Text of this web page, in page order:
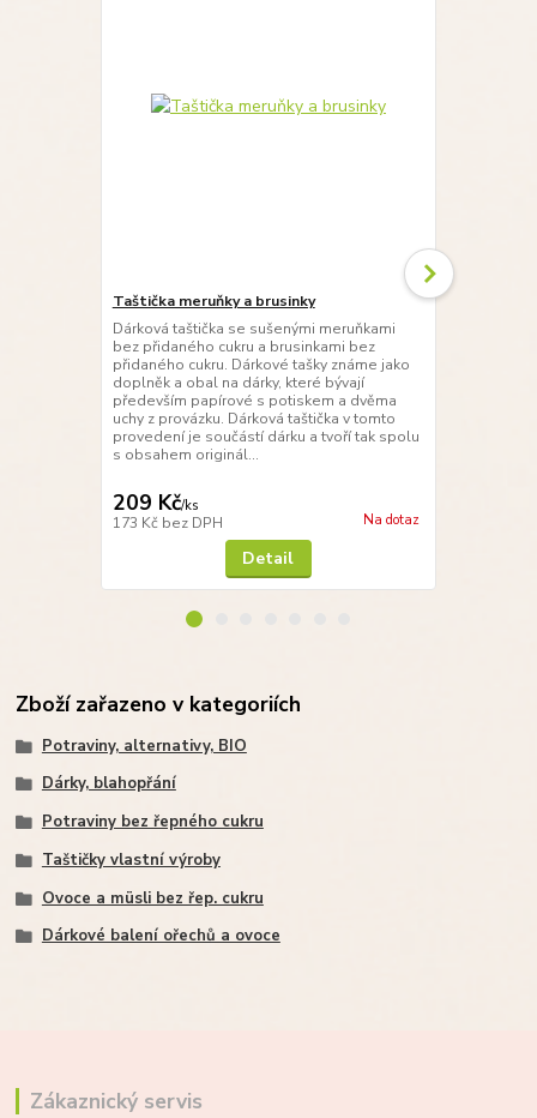
Taštička meruňky a brusinky
Dárková taštička se sušenými meruňkami
bez přidaného cukru a brusinkami bez
přidaného cukru. Dárkové tašky známe jako
doplněk a obal na dárky, které bývají
především papírové s potiskem a dvěma
uchy z provázku. Dárková taštička v tomto
provedení je součástí dárku a tvoří tak spolu
s obsahem originál...
209 Kč/ks
173 Kč bez DPH Na dotaz
Detail
Zboží zařazeno v kategoriích
Potraviny, alternativy, BIO
Dárky, blahopřání
Potraviny bez řepného cukru
Taštičky vlastní výroby
Ovoce a müsli bez řep. cukru
Dárkové balení ořechů a ovoce
Zákaznický servis